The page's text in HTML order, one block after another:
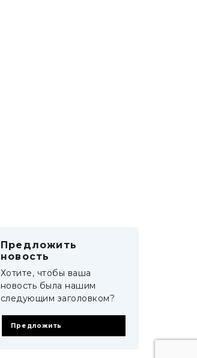
Предложить
новость
Хотите, чтобы ваша
новость была нашим
следующим заголовком?
Предложить